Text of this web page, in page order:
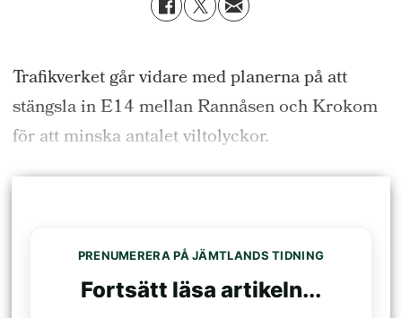
Trafikverket går vidare med planerna på att
stängsla in E14 mellan Rannåsen och Krokom
för att minska antalet viltolyckor.
PRENUMERERA PÅ JÄMTLANDS TIDNING
Fortsätt läsa artikeln...